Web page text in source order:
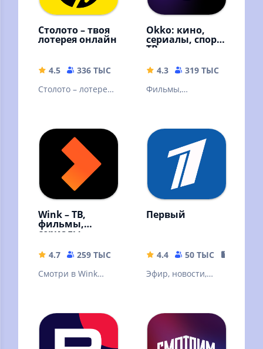
Столото – твоя
лотерея онлайн
4.5 336 ТЫС
77.21 MB
Столото – лотерея,
лото и другие
лотереи
Okko: кино,
сериалы, спорт,
ТВ
4.3 319 ТЫС
Фильмы,
мультфильмы и ТВ-
каналы онлайн в
высоком качестве!
Wink – ТВ,
фильмы,
сериалы
4.7 259 ТЫС
59.68 MB
Смотри в Wink
мультфильмы и ТВ
каналы
Первый
4.4 50 ТЫС
Эфир, новости,